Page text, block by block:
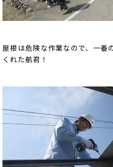
屋根は危険な作業なので、一
くれた航君！